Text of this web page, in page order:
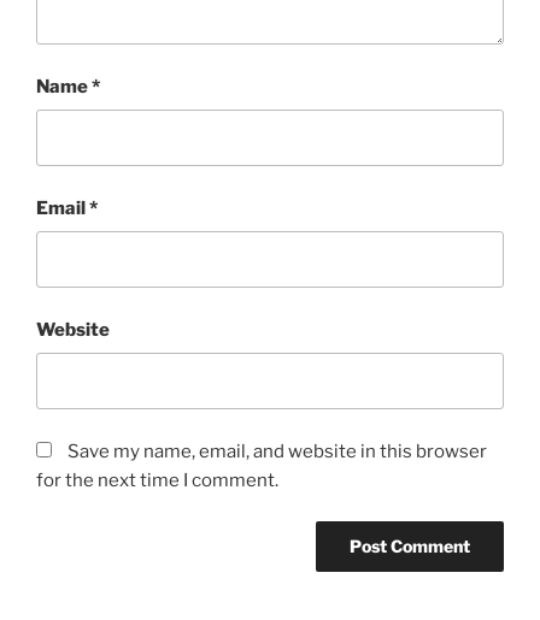
Name*
Email*
Website
Save my name, email, and website in this browser
for the next time I comment.